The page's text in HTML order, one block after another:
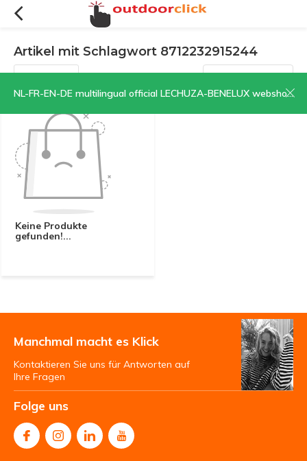
NL-FR-EN-DE multilingual official LECHUZA-BENELUX webshop | CLICK HERE NOW!
Artikel mit Schlagwort 8712232915244
Filter Sortieren nach:
Keine Produkte
gefunden!...
Manchmal macht es Klick
Kontaktieren Sie uns für Antworten auf
Ihre Fragen
Folge uns